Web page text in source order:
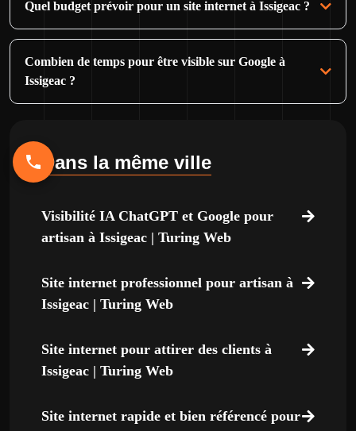
Quel budget prévoir pour un site internet à Issigeac ?
Combien de temps pour être visible sur Google à
Issigeac ?
Dans la même ville
Visibilité IA ChatGPT et Google pour
artisan à Issigeac | Turing Web
Site internet professionnel pour artisan à
Issigeac | Turing Web
Site internet pour attirer des clients à
Issigeac | Turing Web
Site internet rapide et bien référencé pour